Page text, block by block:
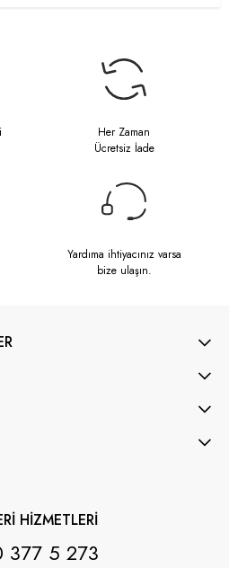
Her Zaman
Ücretsiz İade
Yardıma ihtiyacınız varsa
bize ulaşın.
HİZMETLERİ
377 5 273